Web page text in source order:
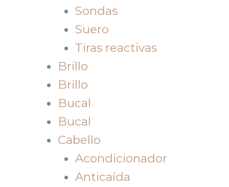
Sondas
Suero
Tiras reactivas
Brillo
Brillo
Bucal
Bucal
Cabello
Acondicionador
Anticaída